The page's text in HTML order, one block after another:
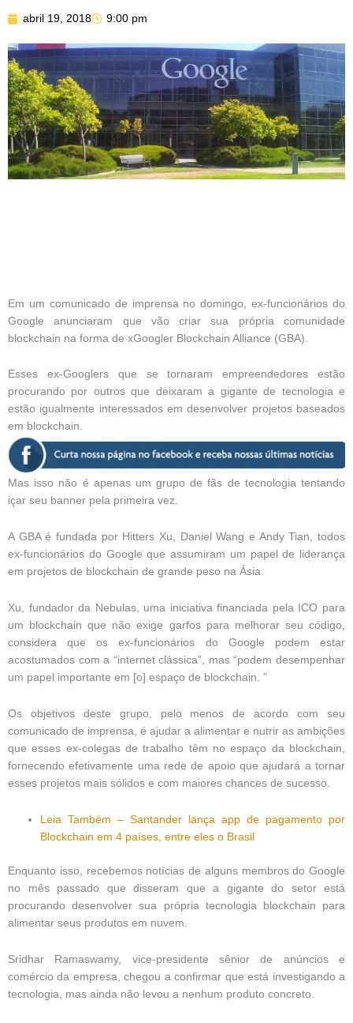
abril 19, 2018 9:00 pm
Em um comunicado de imprensa no domingo, ex-funcionários do
Google anunciaram que vão criar sua própria comunidade
blockchain na forma de xGoogler Blockchain Alliance (GBA).
Esses ex-Googlers que se tornaram empreendedores estão
procurando por outros que deixaram a gigante de tecnologia e
estão igualmente interessados ​​em desenvolver projetos baseados
em blockchain.
Mas isso não é apenas um grupo de fãs de tecnologia tentando
içar seu banner pela primeira vez.
A GBA é fundada por Hitters Xu, Daniel Wang e Andy Tian, ​​todos
ex-funcionários do Google que assumiram um papel de liderança
em projetos de blockchain de grande peso na Ásia.
Xu, fundador da Nebulas, uma iniciativa financiada pela ICO para
um blockchain que não exige garfos para melhorar seu código,
considera que os ex-funcionários do Google podem estar
acostumados com a “internet clássica”, mas “podem desempenhar
um papel importante em [o] espaço de blockchain. ”
Os objetivos deste grupo, pelo menos de acordo com seu
comunicado de imprensa, é ajudar a alimentar e nutrir as ambições
que esses ex-colegas de trabalho têm no espaço da blockchain,
fornecendo efetivamente uma rede de apoio que ajudará a tornar
esses projetos mais sólidos e com maiores chances de sucesso.
Leia Também – Santander lança app de pagamento por
Blockchain em 4 países, entre eles o Brasil
Enquanto isso, recebemos notícias de alguns membros do Google
no mês passado que disseram que a gigante do setor está
procurando desenvolver sua própria tecnologia blockchain para
alimentar seus produtos em nuvem.
Sridhar Ramaswamy, vice-presidente sênior de anúncios e
comércio da empresa, chegou a confirmar que está investigando a
tecnologia, mas ainda não levou a nenhum produto concreto.